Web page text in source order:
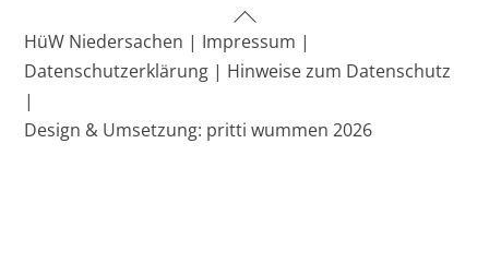
Back
To
Top
HüW Niedersachen | Impressum |
Datenschutzerklärung | Hinweise zum Datenschutz
|
Design & Umsetzung: pritti wummen 2026